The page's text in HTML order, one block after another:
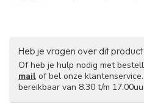
Heb je vragen over dit
Of heb je hulp nodig met
mail of bel onze
bereikbaar van 8.30 t/m